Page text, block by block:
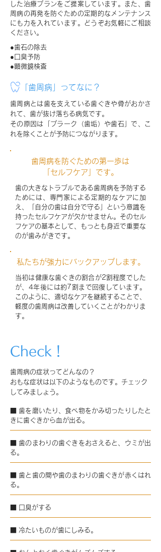
した治療プランをご提案しています。また、歯
周病の再発を防ぐための定期的なメンテナンス
にも力を入れています。どうぞお気軽にご相談
ください。
●歯石の除去
●口臭予防
●顕微鏡検査
「歯周病」ってなに？
歯周病とは歯を支えている歯ぐきや骨がおかさ
れて、歯が抜け落ちる病気です。
その原因は「プラーク（歯垢）や歯石」で、こ
れを除くことが予防につながります。
歯周病を防ぐための第一歩は
「セルフケア」です。
歯の大きなトラブルである歯周病を予防する
ためには、専門家による定期的なケアに加
え、「自分の歯は自分で守る」という意識を
持ったセルフケアが欠かせません。そのセル
フケアの基本として、もっとも身近で重要な
のが歯みがきです。
私たちが強力にバックアップします。
当初は健康な歯ぐきの割合が2割程度でした
が、4年後には約7割まで回復しています。
このように、適切なケアを継続することで、
軽度の歯周病は改善していくことがわかりま
す。
Check！
歯周病の症状ってどんなの？
おもな症状は以下のようなものです。チェック
してみましょう。
■ 歯を磨いたり、食べ物をかみ切ったりしたと
きに歯ぐきから血が出る。
■ 歯のまわりの歯ぐきをおさえると、ウミが出
る。
■ 歯と歯の間や歯のまわりの歯ぐきが赤くはれ
る。
■ 口臭がする
■ 冷たいものが歯にしみる。